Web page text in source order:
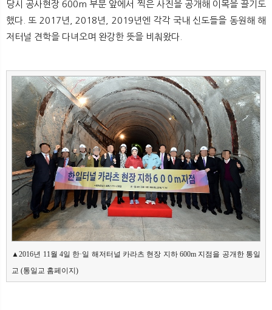
당시 공사현장 600m 부분 앞에서 찍은 사진을 공개해 이목을 끌기도
했다. 또 2017년, 2018년, 2019년엔 각각 국내 신도들을 동원해 해
저터널 견학을 다녀오며 완강한 뜻을 비춰왔다.
▲2016년 11월 4일 한·일 해저터널 카라츠 현장 지하 600m 지점을 공개한 통일
교 (통일교 홈페이지)